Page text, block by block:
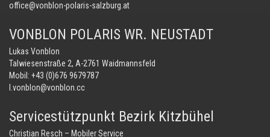
office@vonblon-polaris-salzburg.at
VONBLON POLARIS WR. NEUSTADT
Lukas Vonblon
Talwiesenstraße 2, A-2761 Waidmannsfeld
Mobil: +43 (0)676 9679787
l.vonblon@vonblon.cc
Servicestützpunkt Bezirk Kitzbühel
Christian Resch – Mobiler Service